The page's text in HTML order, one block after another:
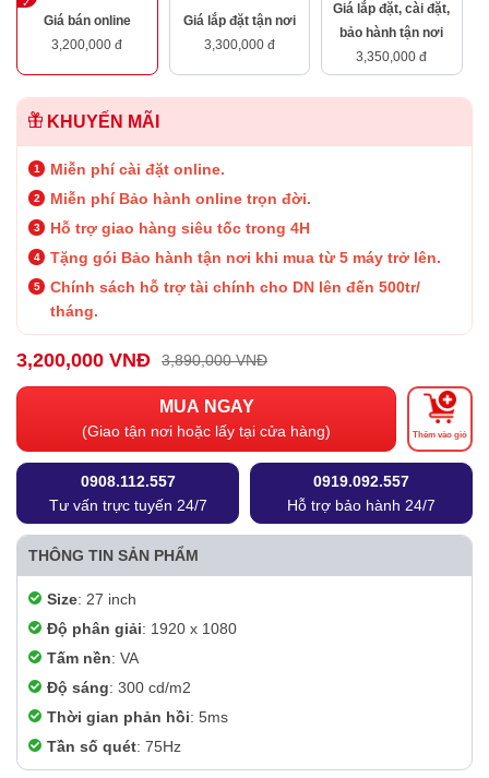
Giá bán online
3,200,000 đ
Giá lắp đặt tận nơi
3,300,000 đ
Giá lắp đặt, cài đặt,
bảo hành tận nơi
3,350,000 đ
KHUYẾN MÃI
Miễn phí cài đặt online.
Miễn phí Bảo hành online trọn đời.
Hỗ trợ giao hàng siêu tốc trong 4H
Tặng gói Bảo hành tận nơi khi mua từ 5 máy trở lên.
Chính sách hỗ trợ tài chính cho DN lên đến 500tr/
tháng.
3,200,000 VNĐ 3,890,000 VNĐ
MUA NGAY
(Giao tận nơi hoặc lấy tại cửa hàng) Thêm vào giỏ
0908.112.557
Tư vấn trực tuyến 24/7
0919.092.557
Hỗ trợ bảo hành 24/7
THÔNG TIN SẢN PHẨM
Size: 27 inch
Độ phân giải: 1920 x 1080
Tấm nền: VA
Độ sáng: 300 cd/m2
Thời gian phản hồi: 5ms
Tần số quét: 75Hz